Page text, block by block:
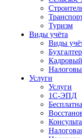
Туризм
Виды учёта
Виды
Услуги
Услуги
1С-ЭПД